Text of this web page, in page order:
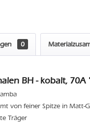
0
BH - kobalt, 70A
von feiner Spitze in Matt-
Träger